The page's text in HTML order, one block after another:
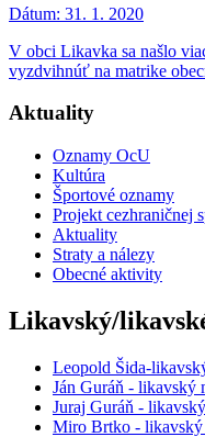
Dátum: 31. 1. 2020
V obci Likavka sa našlo
vyzdvihnúť na matrike
Aktuality
Oznamy OcU
Kultúra
Športové oznamy
Projekt cezhraničnej
Aktuality
Straty a nálezy
Obecné aktivity
Likavský/
Leopold Šida-
Ján Guráň - likavský
Juraj Guráň -
Miro Brtko -